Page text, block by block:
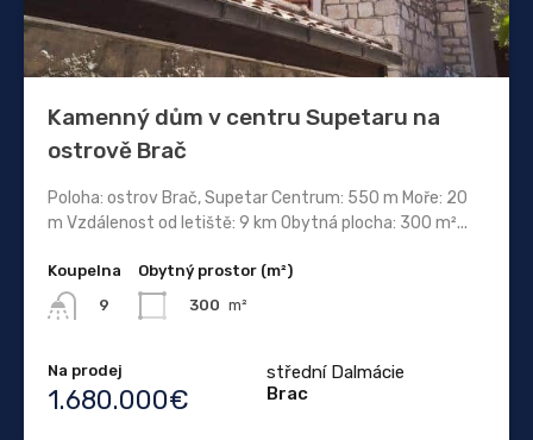
Kamenný dům v centru Supetaru na
ostrově Brač
Poloha: ostrov Brač, Supetar Centrum: 550 m Moře: 20
m Vzdálenost od letiště: 9 km Obytná plocha: 300 m²...
Koupelna
9
Obytný prostor (m²)
300 m²
Na prodej
1.680.000€
střední Dalmácie
Brac